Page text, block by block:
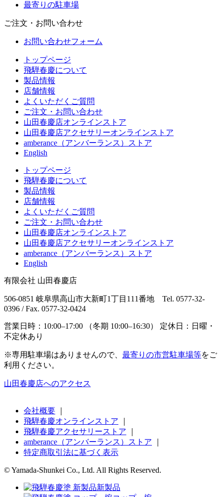
最寄りの駐車場
ご注文・お問い合わせ
お問い合わせフォーム
トップページ
飛騨春慶について
製品情報
店舗情報
よくいただくご質問
ご注文・お問い合わせ
山田春慶店オンラインストア
山田春慶店アクセサリーオンラインストア
amberance（アンバーランス）ストア
English
トップページ
飛騨春慶について
製品情報
店舗情報
よくいただくご質問
ご注文・お問い合わせ
山田春慶店オンラインストア
山田春慶店アクセサリーオンラインストア
amberance（アンバーランス）ストア
English
有限会社 山田春慶店
506-0851 岐阜県高山市大新町1丁目111番地 Tel. 0577-32-
0396 / Fax. 0577-32-0424
営業日時：10:00–17:00 （冬期 10:00–16:30） 定休日：日曜・
不定休あり
※専用駐車場はありませんので、 最寄りの市営駐車場等をご
利用ください。
山田春慶店へのアクセス
会社概要
飛騨春慶オンラインストア
飛騨春慶アクセサリーストア
amberance（アンバーランス）ストア
特定商取引法に基づく表示
© Yamada-Shunkei Co., Ltd. All Rights Reserved.
新製品